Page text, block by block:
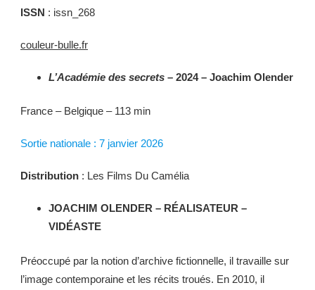
ISSN : issn_268
couleur-bulle.fr
L’Académie des secrets – 2024 – Joachim Olender
France – Belgique – 113 min
Sortie nationale : 7 janvier 2026
Distribution : Les Films Du Camélia
JOACHIM OLENDER – RÉALISATEUR –
VIDÉASTE
Préoccupé par la notion d’archive fictionnelle, il travaille sur
l’image contemporaine et les récits troués. En 2010, il